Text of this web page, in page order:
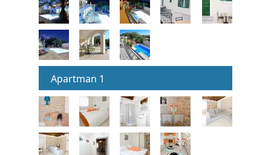
Apartman 1